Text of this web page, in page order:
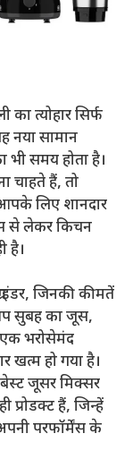
का त्योहार सिर्फ
नया सामान
समय होता है।
चाहते हैं, तो
लिए शानदार
से लेकर किचन
है।
जिनकी कीमतें
सुबह का जूस,
भरोसेमंद
हो गया है।
जूसर मिक्सर
प्रोडक्ट हैं, जिन्हें
अपनी परफॉर्मेंस के